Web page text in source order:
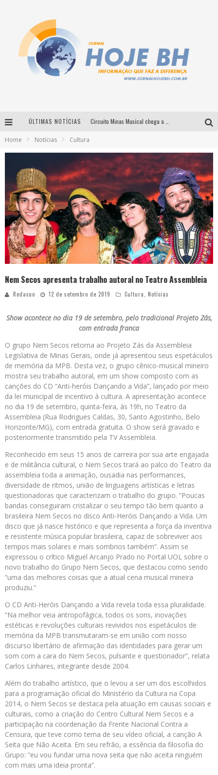
ÚLTIMAS NOTÍCIAS
Milton Guedes traz turnê “Milton Canta Lulu” a Belo Horizonte
Home Notícias Cultura
Nem Secos apresenta trabalho autoral no Teatro Assembleia
Redacao 12 de setembro de 2019 Cultura, Notícias
Show acontece no dia 19 de setembro, pelo tradicional Projeto Zás,
com entrada franca
O grupo Nem Secos retorna ao Projeto Zás da Assembleia
Legislativa de Minas Gerais, onde já apresentou seus espetáculos
de memória da MPB. Desta vez, o grupo cênico-musical mineiro
mostra seu trabalho autoral, em um show composto com as
canções do CD “Anti-heróis Dançando a Vida”, lançado por meio
da lei municipal de incentivo à cultura. A apresentação acontece
no dia 19 de setembro, quinta-feira, às 19h, no Teatro da
Assembleia (Rua Rodrigues Caldas, 30, Santo Agostinho, Belo
Horizonte/MG), com entrada gratuita. O show será gravado e
posteriormente transmitido pela TV Assembleia.
Reconhecido em seus 15 anos de carreira por sua arte engajada
e de militância cultural, o Nem Secos trará ao palco do Teatro da
assembleia toda a animação, ousadia nas performances,
diversidade de ritmos, união de linguagens artísticas e letras
questionadoras que caracterizam o trabalho do grupo. “Poucas
bandas conseguiram cristalizar o seu tempo tão bem quanto a
brasileira Nem Secos no disco Anti-Heróis Dançando a Vida. Um
disco que já nasce histórico e que representa a força da inventiva
e resistente música popular brasileira, capaz de sobreviver aos
tempos mais solares e mais sombrios também”. Assim se
expressou o crítico Miguel Arcanjo Prado no Portal UOL sobre o
novo trabalho do Grupo Nem Secos, que destacou como sendo
“uma das melhores coisas que a atual cena musical mineira
produziu.”
O CD Anti-Heróis Dançando a Vida revela toda essa pluralidade.
“Na melhor veia antropofágica, todos os sons, inovações
estéticas e revoluções culturais revividos nos espetáculos de
memória da MPB transmutaram-se em união com nosso
discurso libertário de afirmação das identidades para gerar um
som com a cara do Nem Secos, pulsante e questionador”, relata
Carlos Linhares, integrante desde 2004.
Além do trabalho artístico, que o levou a ser um dos escolhidos
para a programação oficial do Ministério da Cultura na Copa
2014, o Nem Secos se destaca pela atuação em causas sociais e
culturais, como a criação do Centro Cultural Nem Secos e a
participação na coordenação da Frente Nacional Contra a
Censura, que teve como tema de seu vídeo oficial, a canção A
Seita que Não Aceita. Em seu refrão, a essência da filosofia do
Grupo: “eu vou fundar uma nova seita que não aceita ninguém
com mais uma ideia pronta”.